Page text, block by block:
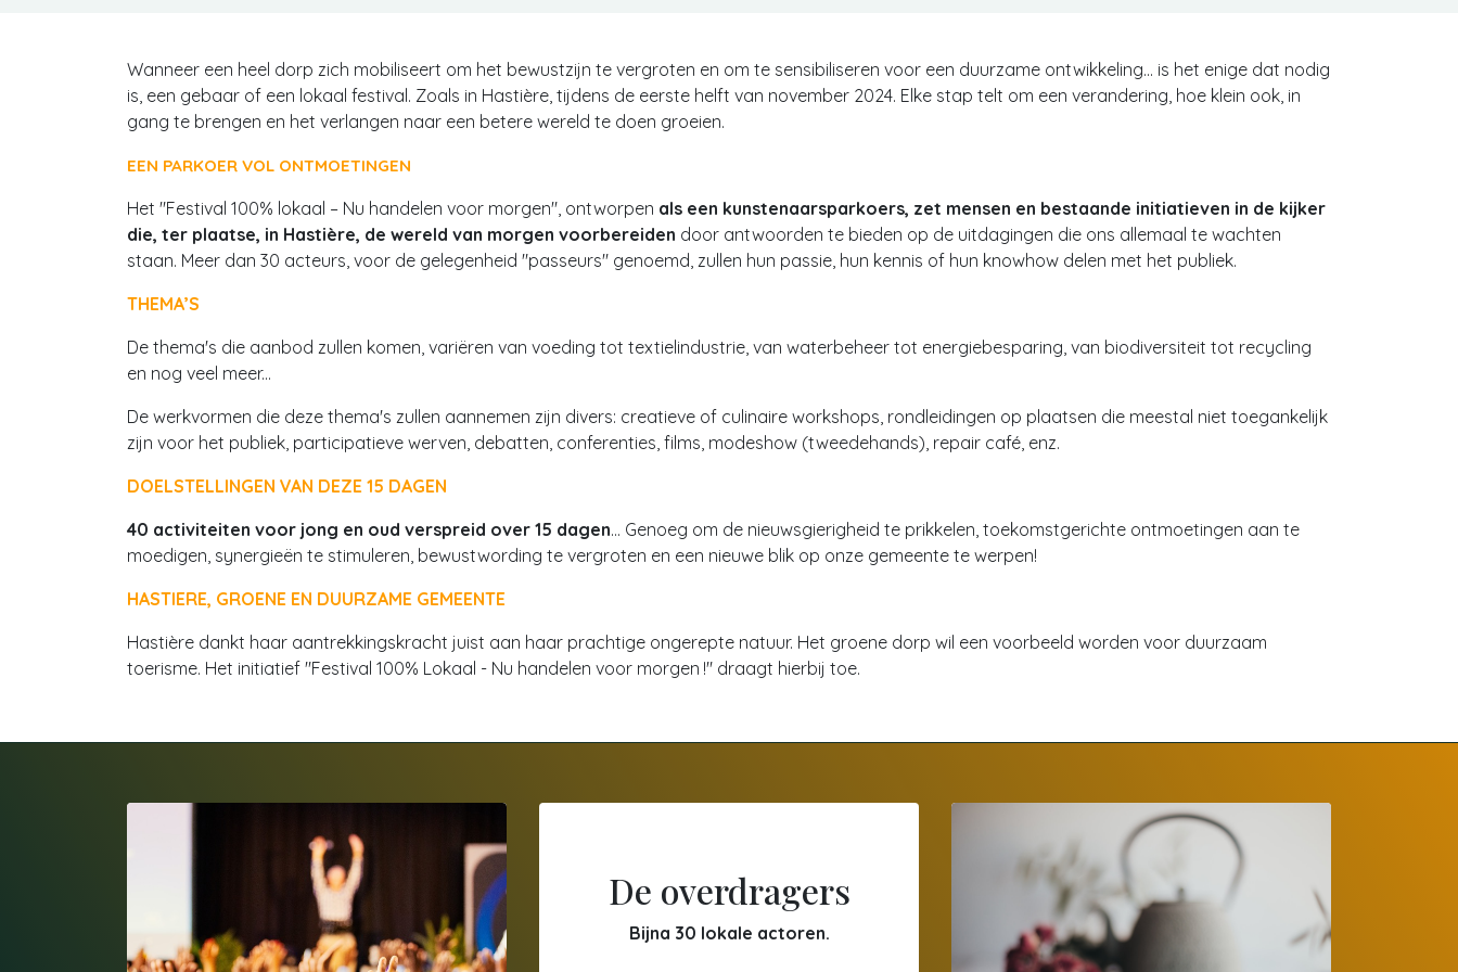
Wanneer een heel dorp zich mobiliseert om het bewustzijn te vergroten en om te sensibiliseren voor een duurzame ontwikkeling... is het enige dat nodig
is, een gebaar of een lokaal festival. Zoals in Hastière, tijdens de eerste helft van november 2024. Elke stap telt om een ​​verandering, hoe klein ook, in
gang te brengen en het verlangen naar een betere wereld te doen groeien.
EEN PARKOER VOL ONTMOETINGEN
Het "Festival 100% lokaal – Nu handelen voor morgen", ontworpen als een kunstenaarsparkoers, zet mensen en bestaande initiatieven in de kijker
die, ter plaatse, in Hastière, de wereld van morgen voorbereiden door antwoorden te bieden op de uitdagingen die ons allemaal te wachten
staan. Meer dan 30 acteurs, voor de gelegenheid "passeurs" genoemd, zullen hun passie, hun kennis of hun knowhow delen met het publiek.
THEMA’S
De thema's die aanbod zullen komen, variëren van voeding tot textielindustrie, van waterbeheer tot energiebesparing, van biodiversiteit tot recycling
en nog veel meer...
De werkvormen die deze thema's zullen aannemen zijn divers: creatieve of culinaire workshops, rondleidingen op plaatsen die meestal niet toegankelijk
zijn voor het publiek, participatieve werven, debatten, conferenties, films, modeshow (tweedehands), repair café, enz.
DOELSTELLINGEN VAN DEZE 15 DAGEN
40 activiteiten voor jong en oud verspreid over 15 dagen... Genoeg om de nieuwsgierigheid te prikkelen, toekomstgerichte ontmoetingen aan te
moedigen, synergieën te stimuleren, bewustwording te vergroten en een nieuwe blik op onze gemeente te werpen!
HASTIERE, GROENE EN DUURZAME GEMEENTE
Hastière dankt haar aantrekkingskracht juist aan haar prachtige ongerepte natuur. Het groene dorp wil een voorbeeld worden voor duurzaam
toerisme. Het initiatief "Festival 100% Lokaal - Nu handelen voor morgen !" draagt hierbij toe.
De overdragers
Bijna 30 lokale actoren.